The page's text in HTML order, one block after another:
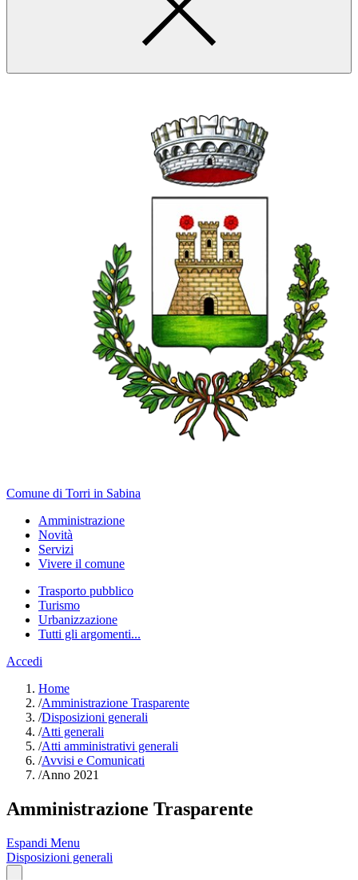
Comune di Torri in Sabina
Amministrazione
Novità
Servizi
Vivere il comune
Trasporto pubblico
Turismo
Urbanizzazione
Tutti gli argomenti...
Accedi
Home
/Amministrazione Trasparente
/Disposizioni generali
/Atti generali
/Atti amministrativi generali
/Avvisi e Comunicati
/Anno 2021
Amministrazione Trasparente
Espandi Menu
Disposizioni generali